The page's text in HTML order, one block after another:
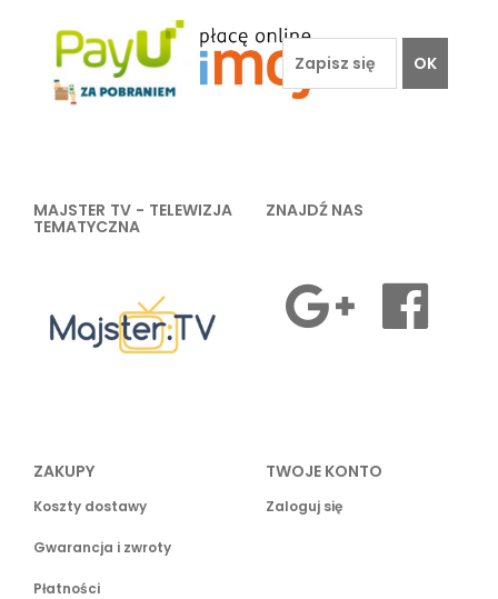
OK
MAJSTER TV - TELEWIZJA
TEMATYCZNA
ZNAJDŹ NAS
ZAKUPY
Koszty dostawy
Gwarancja i zwroty
Płatności
TWOJE KONTO
Zaloguj się